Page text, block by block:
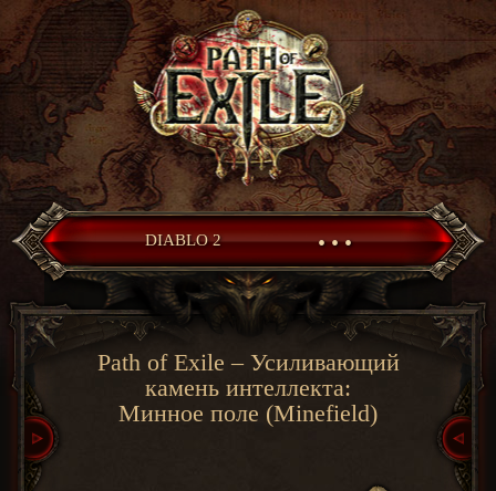
DIABLO 2 • • •
Path of Exile – Усиливающий
камень интеллекта:
Минное поле (Minefield)